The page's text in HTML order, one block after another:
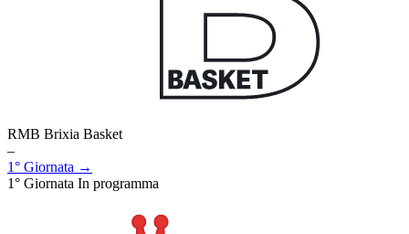
RMB Brixia Basket
–
1° Giornata →
1° Giornata In programma